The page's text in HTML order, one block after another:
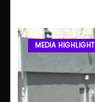
MEDIA HIGHLIGHT